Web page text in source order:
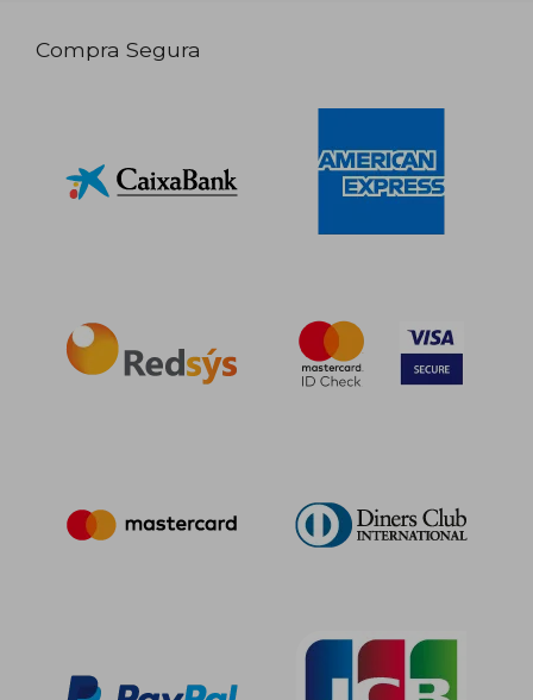
Compra Segura